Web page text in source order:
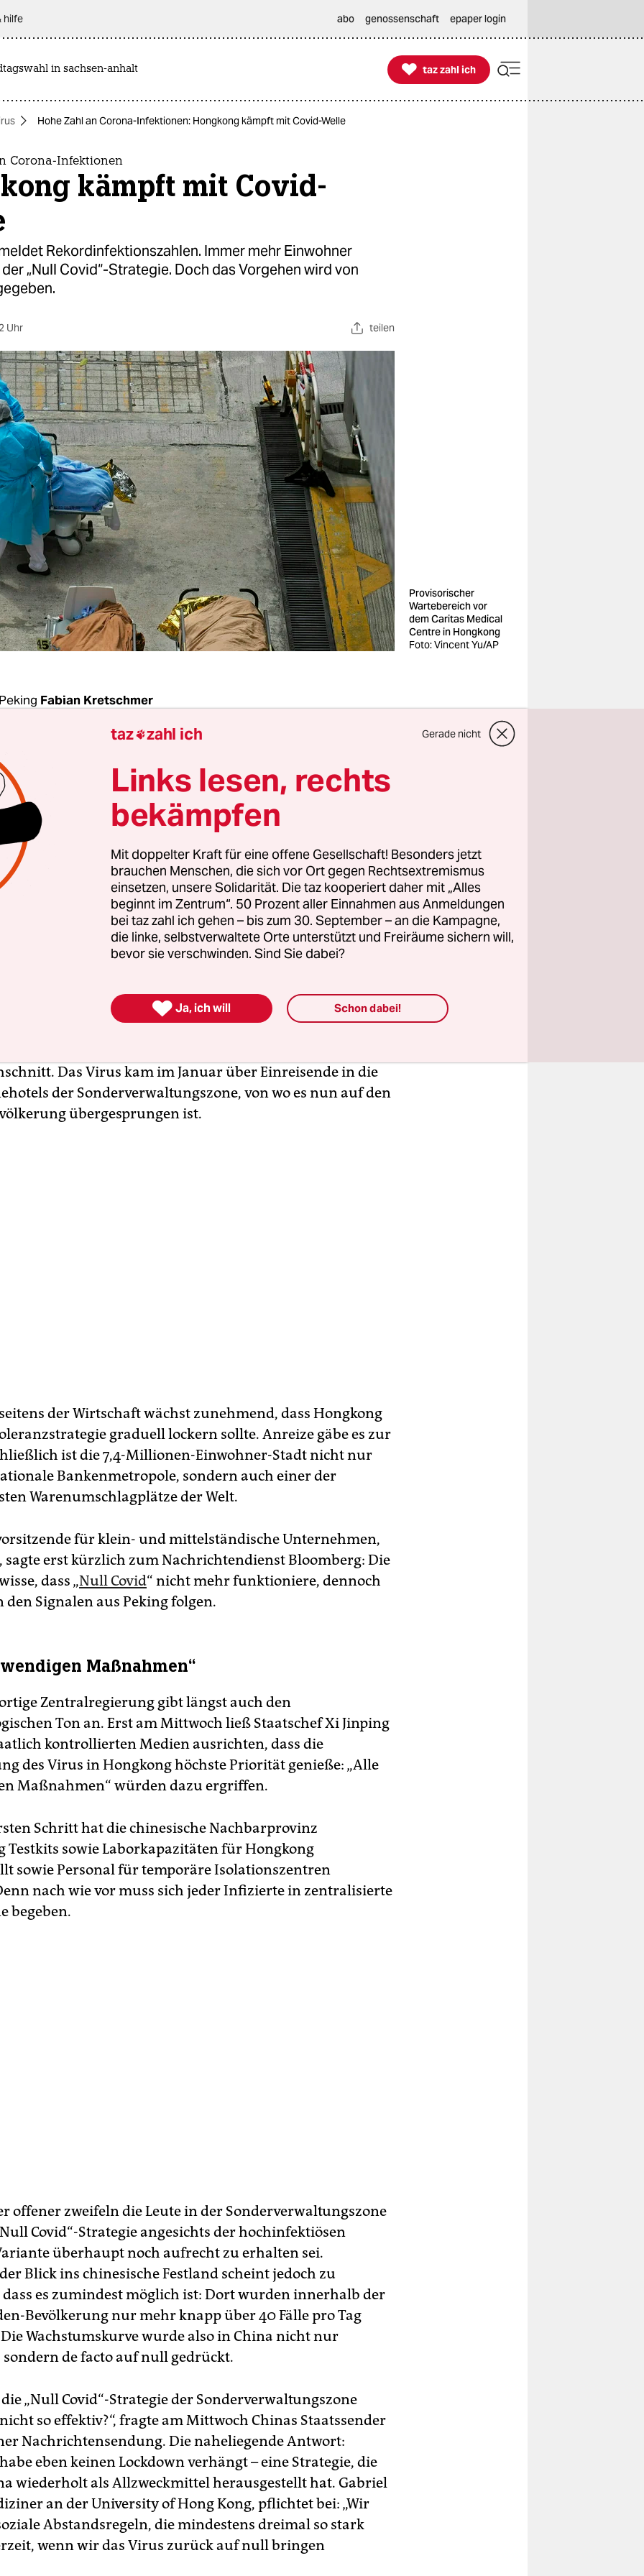
hilfe abo genossenschaft epaper login
in sachsen-anhalt 
taz zahl ich
taz zahl ich
Hohe Zahl an Corona-Infektionen: Hongkong kämpft mit Covid-Welle
Corona-Infektionen
kämpft mit Covid-
Rekordinfektionszahlen. Immer mehr Einwohner
„Null Covid“-Strategie. Doch das Vorgehen wird von
Uhr teilen
Provisorischer
Wartebereich vor
dem Caritas Medical
Centre in Hongkong
Foto: Vincent Yu/AP
Fabian Kretschmer
wohlhabendsten Städte der Welt sind die derzeit auf
kursierenden Fotos beschämend: Bis zu 100 Patienten
harren im Freien auf Liegebetten aus, da das
Medical Center über keine Kapazitäten mehr
Wärmedecken schützen sie vor den feuchtkühlen
Ohne Frage: Im mittlerweile25.
ist Hongkongs Coronalage so angespannt wie nie
der fünften Welle haben die täglichen Infektionszahlen
steigen könnten. Die Zahl der bestätigten Fälle in der
Das Virus kam im Januar über Einreisende in die
der Sonderverwaltungszone, von wo es nun auf den
übergesprungen ist.
der Wirtschaft wächst zunehmend, dass Hongkong
graduell lockern sollte. Anreize gäbe es zur
ist die 7,4-Millionen-Einwohner-Stadt nicht nur
Bankenmetropole, sondern auch einer der
Warenumschlagplätze der Welt.
für klein- und mittelständische Unternehmen,
sagte erst kürzlich zum Nachrichtendienst Bloomberg: Die
dass „Null Covid“ nicht mehr funktioniere, dennoch
den Signalen aus Peking folgen.
Maßnahmen“
Zentralregierung gibt längst auch den
Ton an. Erst am Mittwoch ließ Staatschef Xi Jinping
kontrollierten Medien ausrichten, dass die
des Virus in Hongkong höchste Priorität genieße: „Alle
Maßnahmen“ würden dazu ergriffen.
Schritt hat die chinesische Nachbarprovinz
Testkits sowie Laborkapazitäten für Hongkong
sowie Personal für temporäre Isolationszentren
nach wie vor muss sich jeder Infizierte in zentralisierte
begeben.
offener zweifeln die Leute in der Sonderverwaltungszone
Covid“-Strategie angesichts der hochinfektiösen
überhaupt noch aufrecht zu erhalten sei.
Blick ins chinesische Festland scheint jedoch zu
dass es zumindest möglich ist: Dort wurden innerhalb der
Bevölkerung nur mehr knapp über 40 Fälle pro Tag
Wachstumskurve wurde also in China nicht nur
de facto auf null gedrückt.
die „Null Covid“-Strategie der Sonderverwaltungszone
so effektiv?“, fragte am Mittwoch Chinas Staatssender
Nachrichtensendung. Die naheliegende Antwort:
eben keinen Lockdown verhängt – eine Strategie, die
wiederholt als Allzweckmittel herausgestellt hat. Gabriel
an der University of Hong Kong, pflichtet bei: „Wir
Abstandsregeln, die mindestens dreimal so stark
wenn wir das Virus zurück auf null bringen
taz zahl ich Gerade nicht
Links lesen, rechts
bekämpfen
Mit doppelter Kraft für eine offene Gesellschaft! Besonders jetzt
brauchen Menschen, die sich vor Ort gegen Rechtsextremismus
einsetzen, unsere Solidarität. Die taz kooperiert daher mit „Alles
beginnt im Zentrum“. 50 Prozent aller Einnahmen aus Anmeldungen
bei taz zahl ich gehen – bis zum 30. September – an die Kampagne,
die linke, selbstverwaltete Orte unterstützt und Freiräume sichern will,
bevor sie verschwinden. Sind Sie dabei?
 Ja, ich will Schon dabei!